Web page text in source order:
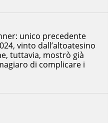
unico precedente
vinto dall’altoatesino
tuttavia, mostrò già
di complicare i